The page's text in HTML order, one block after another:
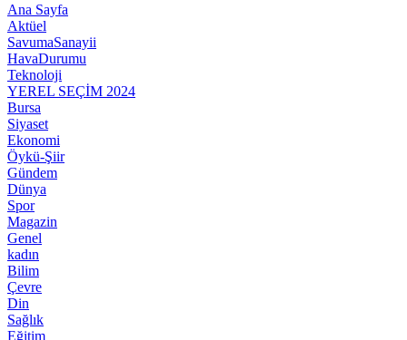
Ana Sayfa
Aktüel
SavumaSanayii
HavaDurumu
Teknoloji
YEREL SEÇİM 2024
Bursa
Siyaset
Ekonomi
Öykü-Şiir
Gündem
Dünya
Spor
Magazin
Genel
kadın
Bilim
Çevre
Din
Sağlık
Eğitim